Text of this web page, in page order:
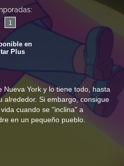
1
en
Plus
Nueva York y lo tiene todo, hasta
alrededor. Si embargo, consigue
cuando se "inclina" a
en un pequeño pueblo.